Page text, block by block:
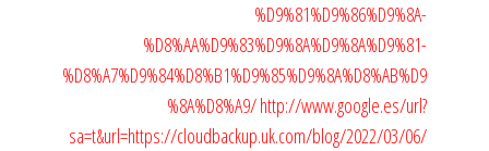
%D9%81%D9%86%D9%8A-
%D8%AA%D9%83%D9%8A%D9%8A%D9%81-
%D8%A7%D9%84%D8%B1%D9%85%D9%8A%D8%AB%D9
%8A%D8%A9/http://www.google.es/url?
sa=t&url=https://cloudbackup.uk.com/blog/2022/03/06/